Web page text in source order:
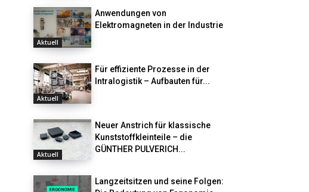
Aktuell
Anwendungen von
Elektromagneten in der Industrie
Aktuell
Für effiziente Prozesse in der
Intralogistik – Aufbauten für...
Aktuell
Neuer Anstrich für klassische
Kunststoffkleinteile – die
GÜNTHER PULVERICH...
Langzeitsitzen und seine Folgen: